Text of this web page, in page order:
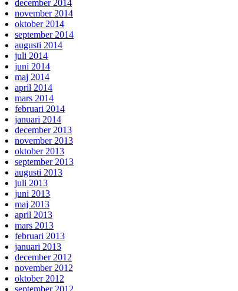
december 2014
november 2014
oktober 2014
september 2014
augusti 2014
juli 2014
juni 2014
maj 2014
april 2014
mars 2014
februari 2014
januari 2014
december 2013
november 2013
oktober 2013
september 2013
augusti 2013
juli 2013
juni 2013
maj 2013
april 2013
mars 2013
februari 2013
januari 2013
december 2012
november 2012
oktober 2012
september 2012